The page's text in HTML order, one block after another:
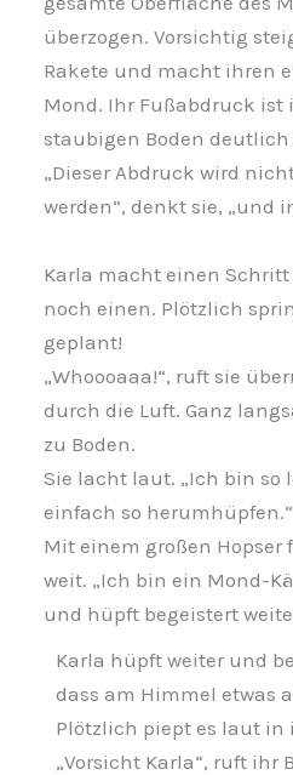
überzogen.Vorsichtig
Rakete und macht ihren
Mond. Ihr Fußabdruck ist
staubigen Boden deutlich
„Dieser Abdruck wird
werden“, denkt sie, „und
Karla macht einen
noch einen. Plötzlich
geplant!
„Whoooaaa!“, ruft sie
durch die Luft. Ganz
zu Boden.
Sie lacht laut. „Ich bin
einfach so herumhüpfen.“
Mit einem großen Hopser
weit. „Ich bin ein Mond-
und hüpft begeistert
Karla hüpft weiter und
dass am Himmel etwas
Plötzlich piept es laut in
„Vorsicht Karla“, ruft ihr